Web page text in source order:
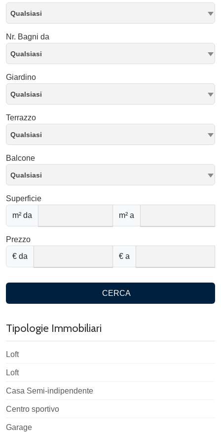
Qualsiasi
Nr. Bagni da
Qualsiasi
Giardino
Qualsiasi
Terrazzo
Qualsiasi
Balcone
Qualsiasi
Superficie
m² da
m² a
Prezzo
€ da
€ a
CERCA
Tipologie Immobiliari
Loft
Loft
Casa Semi-indipendente
Centro sportivo
Garage